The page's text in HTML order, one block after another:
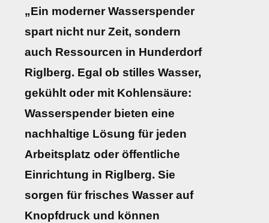
„Ein moderner Wasserspender
spart nicht nur Zeit, sondern
auch Ressourcen in Hunderdorf
Riglberg. Egal ob stilles Wasser,
gekühlt oder mit Kohlensäure:
Wasserspender bieten eine
nachhaltige Lösung für jeden
Arbeitsplatz oder öffentliche
Einrichtung in Riglberg. Sie
sorgen für frisches Wasser auf
Knopfdruck und können